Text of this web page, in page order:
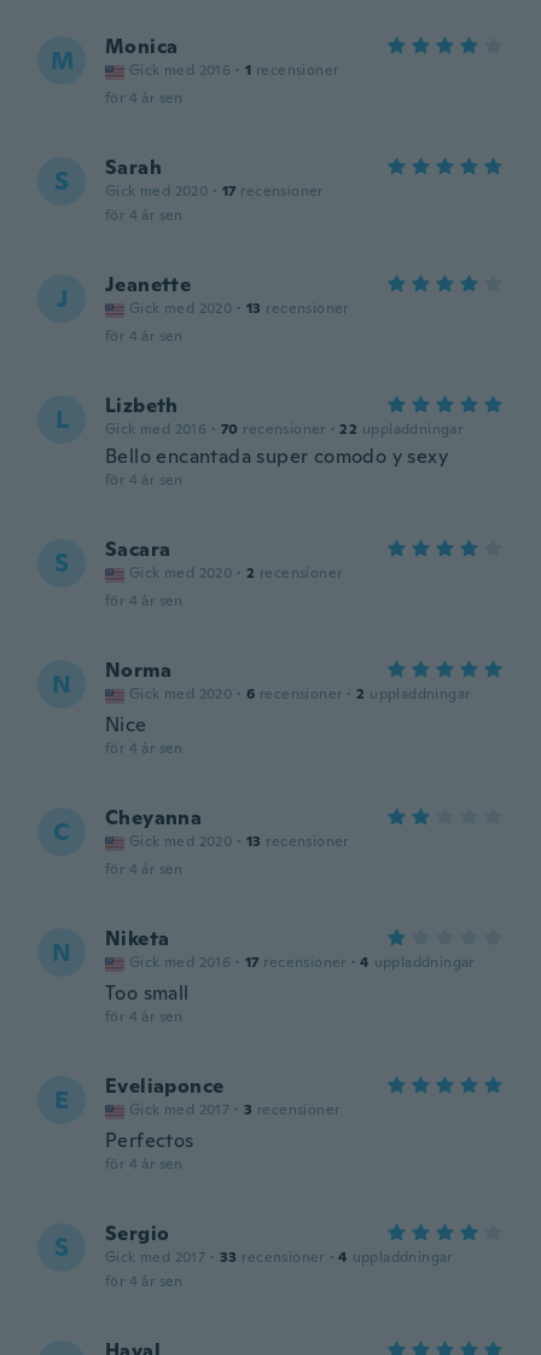
M Monica
Gick med 2016 · 1 recensioner
för 4 år sen
S Sarah
Gick med 2020 · 17 recensioner
för 4 år sen
J Jeanette
Gick med 2020 · 13 recensioner
för 4 år sen
L Lizbeth
Gick med 2016 · 70 recensioner · 22 uppladdningar
Bello encantada super comodo y sexy
för 4 år sen
S Sacara
Gick med 2020 · 2 recensioner
för 4 år sen
N Norma
Gick med 2020 · 6 recensioner · 2 uppladdningar
Nice
för 4 år sen
C Cheyanna
Gick med 2020 · 13 recensioner
för 4 år sen
N Niketa
Gick med 2016 · 17 recensioner · 4 uppladdningar
Too small
för 4 år sen
E Eveliaponce
Gick med 2017 · 3 recensioner
Perfectos
för 4 år sen
S Sergio
Gick med 2017 · 33 recensioner · 4 uppladdningar
för 4 år sen